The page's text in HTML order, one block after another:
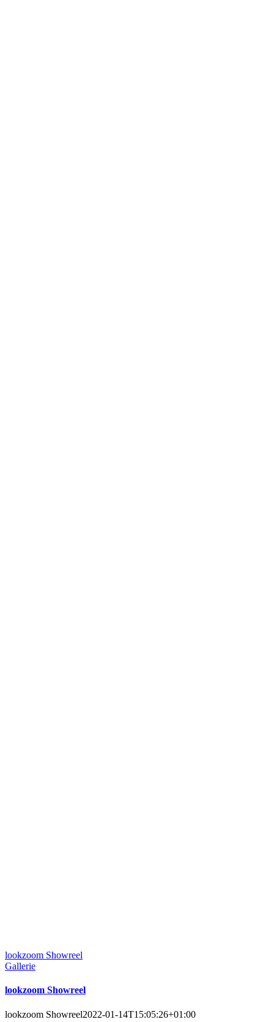
lookzoom Showreel
Gallerie
lookzoom Showreel
lookzoom Showreel2022-01-14T15:05:26+01:00